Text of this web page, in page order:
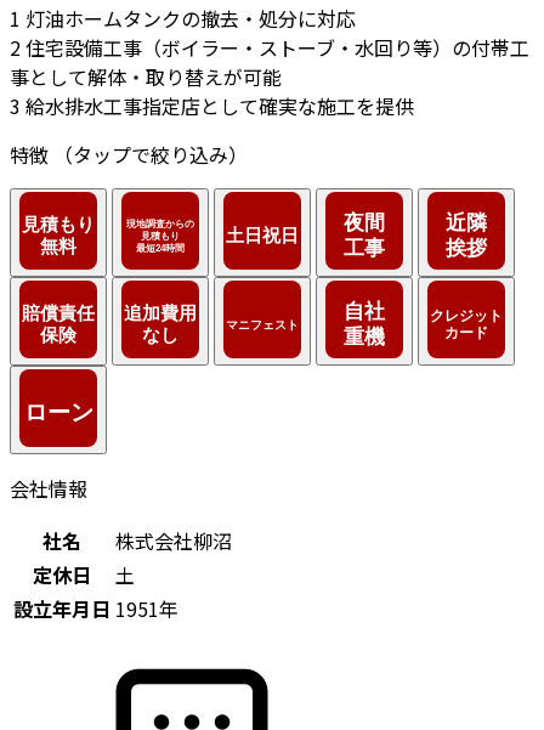
1 灯油ホームタンクの撤去・処分に対応
2住宅設備工事（ボイラー・ストーブ・水回り等）の付帯工
事として解体・取り替えが可能
3 給水排水工事指定店として確実な施工を提供
特徴
（タップで絞り込み）
会社情報
社名
株式会社柳沼
定休日
土
設立年月日 1951年